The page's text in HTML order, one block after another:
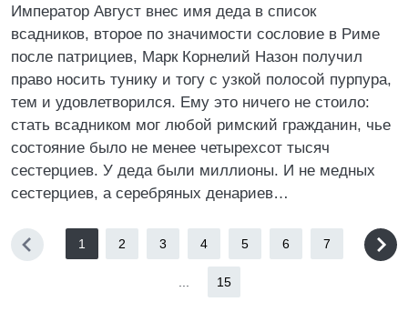
Император Август внес имя деда в список
всадников, второе по значимости сословие в Риме
после патрициев, Марк Корнелий Назон получил
право носить тунику и тогу с узкой полосой пурпура,
тем и удовлетворился. Ему это ничего не стоило:
стать всадником мог любой римский гражданин, чье
состояние было не менее четырехсот тысяч
сестерциев. У деда были миллионы. И не медных
сестерциев, а серебряных денариев…
1 2 3 4 5 6 7
15